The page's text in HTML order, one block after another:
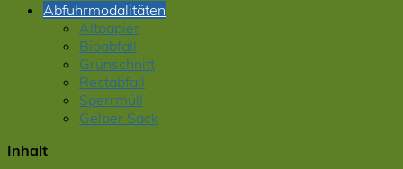
Abfuhrmodalitäten
Altpapier
Bioabfall
Grünschnitt
Restabfall
Sperrmüll
Gelber Sack
Inhalt